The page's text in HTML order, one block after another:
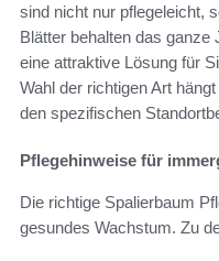
sind nicht nur pflegeleicht,
Blätter behalten das ganze
eine attraktive Lösung für
Wahl der richtigen Art
den spezifischen
Pflegehinweise für
Die richtige Spalierbaum
gesundes Wachstum. Zu